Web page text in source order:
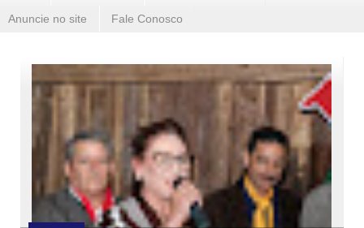
Anuncie no site Fale Conosco